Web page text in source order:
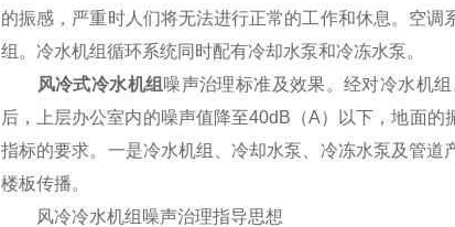
的振感，严重时人们将无法进行正常的工作和休息。空
组。冷水机组循环系统同时配有冷却水泵和冷冻水泵。
风冷式冷水机组 噪声治理标准及效果。经对冷水机
后，上层办公室内的噪声值降至40dB（A）以下，地面
指标的要求。一是冷水机组、冷却水泵、冷冻水泵及管
楼板传播。
风冷冷水机组噪声治理指导思想